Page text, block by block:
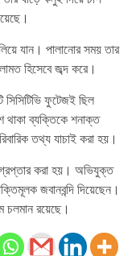
যান। পালানোর সময় তার
হিসেবে জব্দ করে।
সিসিটিভি ফুটেজই ছিল
থাকা ব্যক্তিকে শনাক্ত
তথ্য যাচাই করা হয়।
করা হয়। অভিযুক্ত
জবানবন্দি দিয়েছেন।
চলমান রয়েছে।